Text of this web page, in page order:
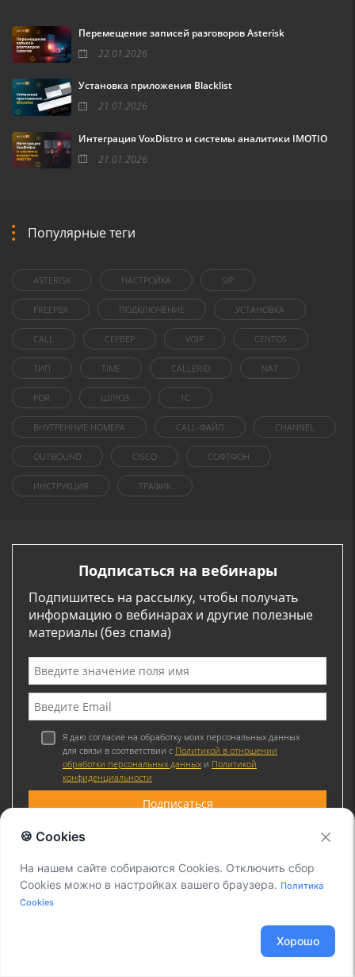
Перемещение записей разговоров Asterisk
22.01.2026
Установка приложения Blacklist
21.01.2026
Интеграция VoxDistro и системы аналитики IMOTIO
21.01.2026
Популярные теги
ASTERISK НАСТРОЙКА SIP
FREEPBX ПОДКЛЮЧЕНИЕ УСТАНОВКА
CALL СЕРВЕР VOIP CENTOS
ТИП TIME CALLERID NAT
FOR ШЛЮЗ 1C
ВНУТРЕННИЕ НОМЕРА CALL-ФАЙЛ CHANNEL
OUTBOUND CISCO СОФТФОН
ИНСТРУКЦИЯ ТРАФИК
Подписаться на вебинары
Подпишитесь на рассылку, чтобы получать
информацию о вебинарах и другие полезные
материалы (без спама)
Я даю согласие на обработку моих персональных данных
для связи в соответствии с Политикой в отношении
обработки персональных данных и Политикой
конфиденциальности
Присоединяйтесь к нам
🍪 Cookies
На нашем сайте собираются Cookies. Отключить сбор
Cookies можно в настройках вашего браузера. Политика
Cookies
Хорошо